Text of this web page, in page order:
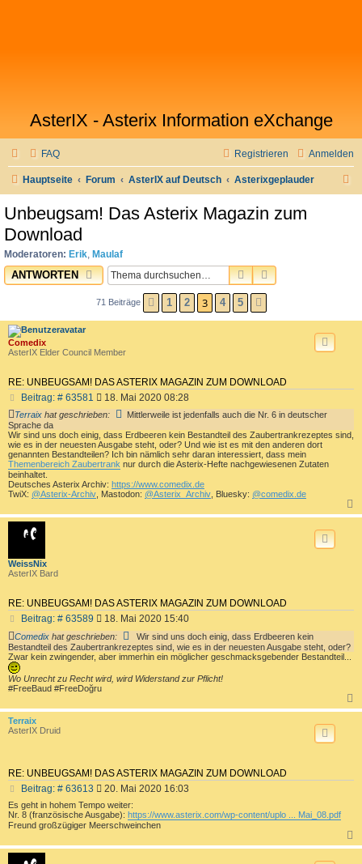
AsterIX - Asterix Information eXchange
FAQ Anmelden
Registrieren
Hauptseite Forum AsterIX auf Deutsch Asterixgeplauder
Unbeugsam! Das Asterix Magazin zum
Download
Moderatoren: Erik, Maulaf
ANTWORTEN SUCHEERWEITERTE
71 Beiträge VORHERIGE
1 2 3 4 5
Comedix
AsterIX Elder Council Member
RE: UNBEUGSAM! DAS ASTERIX MAGAZIN ZUM DOWNLOAD
Beitrag: # 63581 B
e
i
t
r
a
g
18. Mai 2020 08:28
Terraix hat geschrieben:
Mittlerweile ist jedenfalls auch die Nr. 6 in deutscher
Sprache da
Wir sind uns doch einig, dass Erdbeeren kein Bestandteil des Zaubertrankrezeptes sind,
wie es in der neuesten Ausgabe steht, oder? Und wie ist es mit den anderen dort
genannten Bestandteilen? Ich bin nämlich sehr daran interessiert, dass mein
Themenbereich Zaubertrank nur durch die Asterix-Hefte nachgewiesenen Zutaten
beinhaltet.
Deutsches Asterix Archiv: https://www.comedix.de
TwiX: @Asterix-Archiv, Mastodon: @Asterix_Archiv, Bluesky: @comedix.de
a
WeissNix
AsterIX Bard
RE: UNBEUGSAM! DAS ASTERIX MAGAZIN ZUM DOWNLOAD
Beitrag: # 63589B
e
i
t
a
g
18. Mai 2020 15:40
Comedix hat geschrieben:
Wir sind uns doch einig, dass Erdbeeren kein
Bestandteil des Zaubertrankrezeptes sind, wie es in der neuesten Ausgabe steht, oder?
Zwar kein zwingender, aber immerhin ein möglicher geschmacksgebender Bestandteil...
Wo Unrecht zu Recht wird, wird Widerstand zur Pflicht!
#FreeBaud #FreeDoğru
a
Terraix
AsterIX Druid
RE: UNBEUGSAM! DAS ASTERIX MAGAZIN ZUM DOWNLOAD
Beitrag: # 63613B
i
t
a
20. Mai 2020 16:03
Es geht in hohem Tempo weiter:
Nr. 8 (französische Ausgabe): https://www.asterix.com/wp-content/uplo ... Mai_08.pdf
Freund großzügiger Meerschweinchen
a